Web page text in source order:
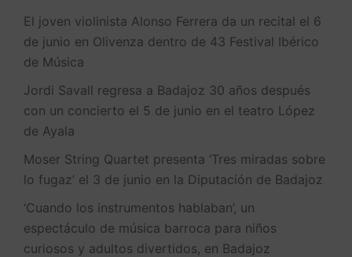
El joven violinista Alonso Ferrera da un recital el 6
de junio en Olivenza dentro de 43 Festival Ibérico
de Música
Jordi Savall regresa a Badajoz 30 años después
con un concierto el 5 de junio en el teatro López
de Ayala
Moser String Quartet presenta ‘Tres miradas sobre
lo fugaz’ el 3 de junio en la Diputación de Badajoz
‘Cuando los instrumentos hablaban’, un
espectáculo de música barroca para niños
curiosos y adultos divertidos, en Badajoz